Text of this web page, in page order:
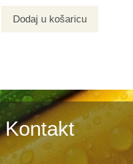
Dodaj u košaricu
Kontakt